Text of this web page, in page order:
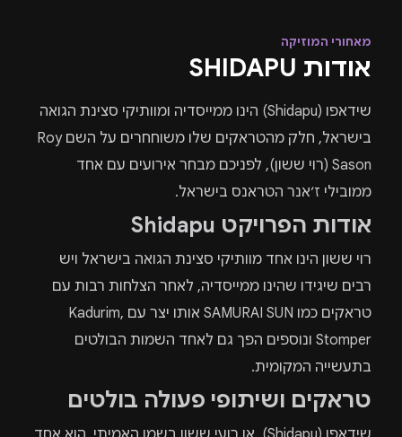
מאחורי המוזיקה
אודות SHIDAPU
שידאפו (Shidapu) הינו ממייסדיה ומוותיקי סצינת הגואה
בישראל, חלק מהטראקים שלו משוחחרים על השם Roy
Sason (רוי ששון), לפניכם מבחר אירועים עם אחד
ממובילי ז׳אנר הטראנס בישראל.
אודות הפרויקט Shidapu
רוי ששון הינו אחד מוותיקי סצינת הגואה בישראל ויש
רבים שיגידו שהינו ממייסדיה, לאחר הצלחות רבות עם
טראקים כמו SAMURAI SUN אותו יצר עם Kadurim,
Stomper ונוספים הפך גם לאחד השמות הבולטים
בתעשייה המקומית.
טראקים ושיתופי פעולה בולטים